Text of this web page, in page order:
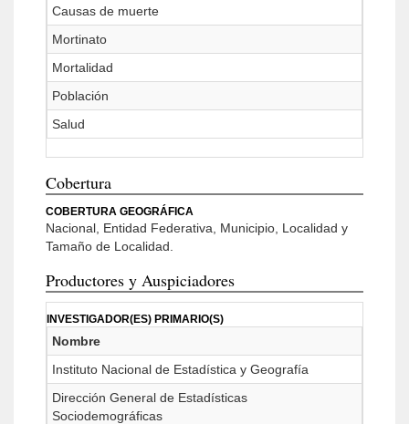
Causas de muerte
Mortinato
Mortalidad
Población
Salud
Cobertura
COBERTURA GEOGRÁFICA
Nacional, Entidad Federativa, Municipio, Localidad y
Tamaño de Localidad.
Productores y Auspiciadores
INVESTIGADOR(ES) PRIMARIO(S)
Nombre
Instituto Nacional de Estadística y Geografía
Dirección General de Estadísticas
Sociodemográficas